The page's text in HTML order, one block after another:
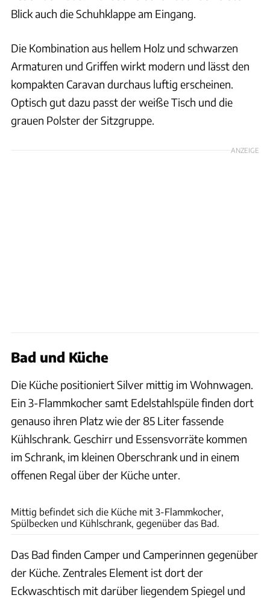
Blick auch die Schuhklappe am Eingang.
Die Kombination aus hellem Holz und schwarzen
Armaturen und Griffen wirkt modern und lässt den
kompakten Caravan durchaus luftig erscheinen.
Optisch gut dazu passt der weiße Tisch und die
grauen Polster der Sitzgruppe.
ANZEIGE
Bad und Küche
Die Küche positioniert Silver mittig im Wohnwagen.
Ein 3-Flammkocher samt Edelstahlspüle finden dort
genauso ihren Platz wie der 85 Liter fassende
Kühlschrank. Geschirr und Essensvorräte kommen
im Schrank, im kleinen Oberschrank und in einem
offenen Regal über der Küche unter.
Mittig befindet sich die Küche mit 3-Flammkocher,
Spülbecken und Kühlschrank, gegenüber das Bad.
Das Bad finden Camper und Camperinnen gegenüber
der Küche. Zentrales Element ist dort der
Eckwaschtisch mit darüber liegendem Spiegel und